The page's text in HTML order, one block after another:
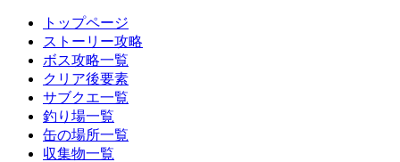
トップページ
ストーリー攻略
ボス攻略一覧
クリア後要素
サブクエ一覧
釣り場一覧
缶の場所一覧
収集物一覧